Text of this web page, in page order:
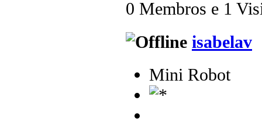
0 Membros e 1
isabelav
Mini Robot